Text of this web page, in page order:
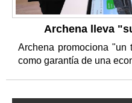
Archena lleva
Archena promociona "un
como garantía de una